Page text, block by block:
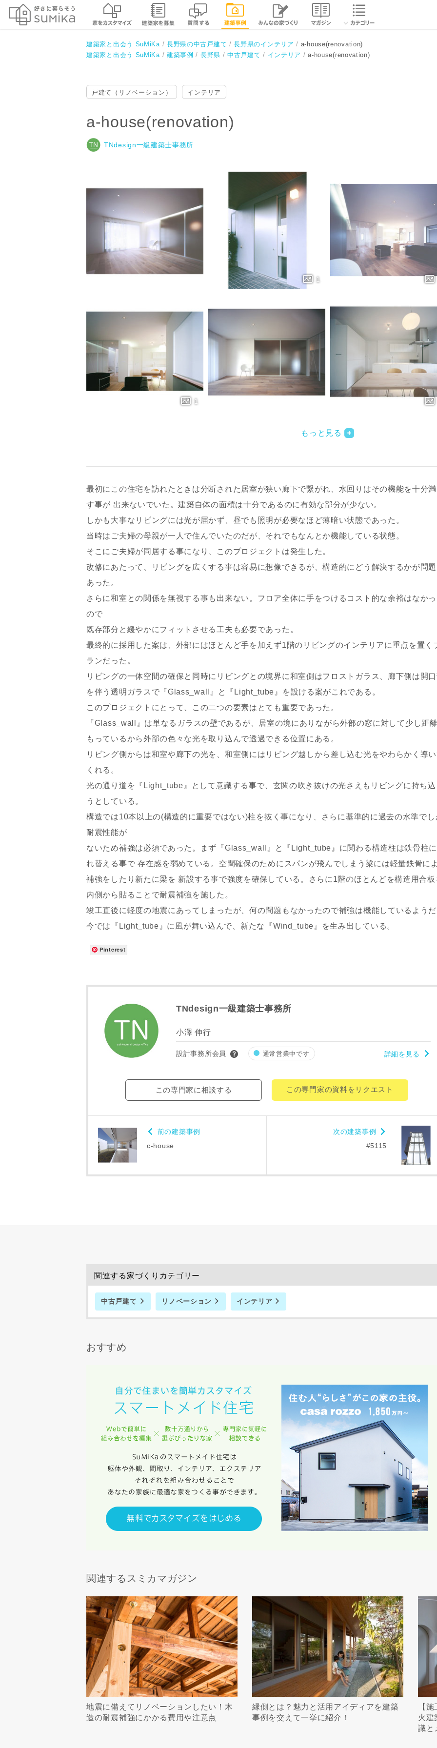
閉じる
建築家と出会う SuMiKa 長野県の中古戸建て 長野県のインテリア
a-house(renovation)
建築家と出会う SuMiKa
建築事例 長野県 中古戸建て インテリア a-house(renovation)
a-house(renovation)
TNdesign一級建築士事務所
戸建て（リノベーション） インテリア
a-house(renovation)
TNdesign一級建築士事務所
もっと見る
最初にこの住宅を訪れたときは分断された居室が狭い廊下で繋がれ、水回りはその機能を十分
す事が 出来ないでいた。建築自体の面積は十分であるのに有効な部分が少ない。
しかも大事なリビングには光が届かず、昼でも照明が必要なほど薄暗い状態であった。
当時はご夫婦の母親が一人で住んでいたのだが、それでもなんとか機能している状態。
そこにご夫婦が同居する事になり、このプロジェクトは発生した。
改修にあたって、リビングを広くする事は容易に想像できるが、構造的にどう解決するかが問
あった。
さらに和室との関係を無視する事も出来ない。フロア全体に手をつけるコスト的な余裕はなか
ので
既存部分と緩やかにフィットさせる工夫も必要であった。
最終的に採用した案は、外部にはほとんど手を加えず1階のリビングのインテリアに重点を置く
ランだった。
リビングの一体空間の確保と同時にリビングとの境界に和室側はフロストガラス、廊下側は開
を伴う透明ガラスで『Glass_wall』と『Light_tube』を設ける案がこれである。
このプロジェクトにとって、この二つの要素はとても重要であった。
『Glass_wall』は単なるガラスの壁であるが、居室の境にありながら外部の窓に対して少し距
もっているから外部の色々な光を取り込んで透過できる位置にある。
リビング側からは和室や廊下の光を、和室側にはリビング越しから差し込む光をやわらかく導
くれる。
光の通り道を『Light_tube』として意識する事で、玄関の吹き抜けの光さえもリビングに持ち
うとしている。
構造では10本以上の(構造的に重要ではない)柱を抜く事になり、さらに基準的に過去の水準でし
耐震性能が
ないため補強は必須であった。まず『Glass_wall』と『Light_tube』に関わる構造柱は鉄骨柱
れ替える事で 存在感を弱めている。空間確保のためにスパンが飛んでしまう梁には軽量鉄骨に
補強をしたり新たに梁を 新設する事で強度を確保している。さらに1階のほとんどを構造用合板
内側から貼ることで耐震補強を施した。
竣工直後に軽度の地震にあってしまったが、何の問題もなかったので補強は機能しているよう
今では『Light_tube』に風が舞い込んで、新たな『Wind_tube』を生み出している。
Pinterest
TNdesign一級建築士事務所
小澤 伸行
設計事務所会員 通常営業中です 詳細を見る
この専門家に相談する この専門家の資料をリクエスト
前の建築事例
c-house
次の建築事例
#5115
関連する家づくりカテゴリー
中古戸建て リノベーション インテリア
おすすめ
関連するスミカマガジン
地震に備えてリノベーションしたい！木
造の耐震補強にかかる費用や注意点
縁側とは？魅力と活用アイディアを建築
事例を交えて一挙に紹介！
【
火建
識と
お名前
ご住所 郵便番号
町名
希望の予算 万円〜
完成希望時期
当社は，当社の プライバシーポリシー
当社はお客様からいただいた個人情報を，お客様が指定された専門家へ提供すること、ま
キャンセル 入力内容を送信する
専門家の都合により、資料の送付が遅くなったり、送付できない場合があります
閉じる